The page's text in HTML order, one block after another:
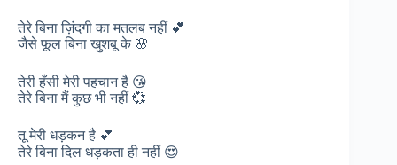
तेरे बिना ज़िंदगी का मतलब नहीं 💕
जैसे फूल बिना खुशबू के 🌸
तेरी हँसी मेरी पहचान है 😘
तेरे बिना मैं कुछ भी नहीं 💞
तू मेरी धड़कन है 💕
तेरे बिना दिल धड़कता ही नहीं 😍